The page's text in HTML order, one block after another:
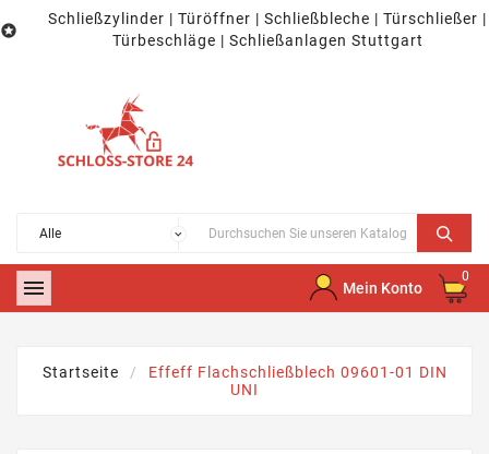

Schließzylinder | Türöffner | Schließbleche | Türschließer |
Türbeschläge | Schließanlagen Stuttgart
 Mein Konto
0
Startseite
Effeff Flachschließblech 09601-01 DIN
UNI